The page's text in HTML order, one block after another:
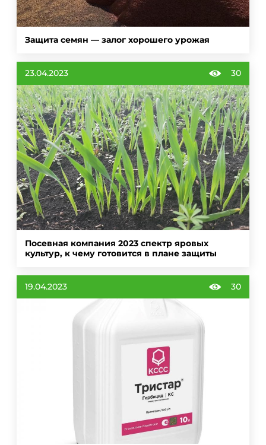
Защита семян — залог хорошего урожая
23.04.2023 30
Посевная компания 2023 спектр яровых
культур, к чему готовится в плане защиты
19.04.2023 30